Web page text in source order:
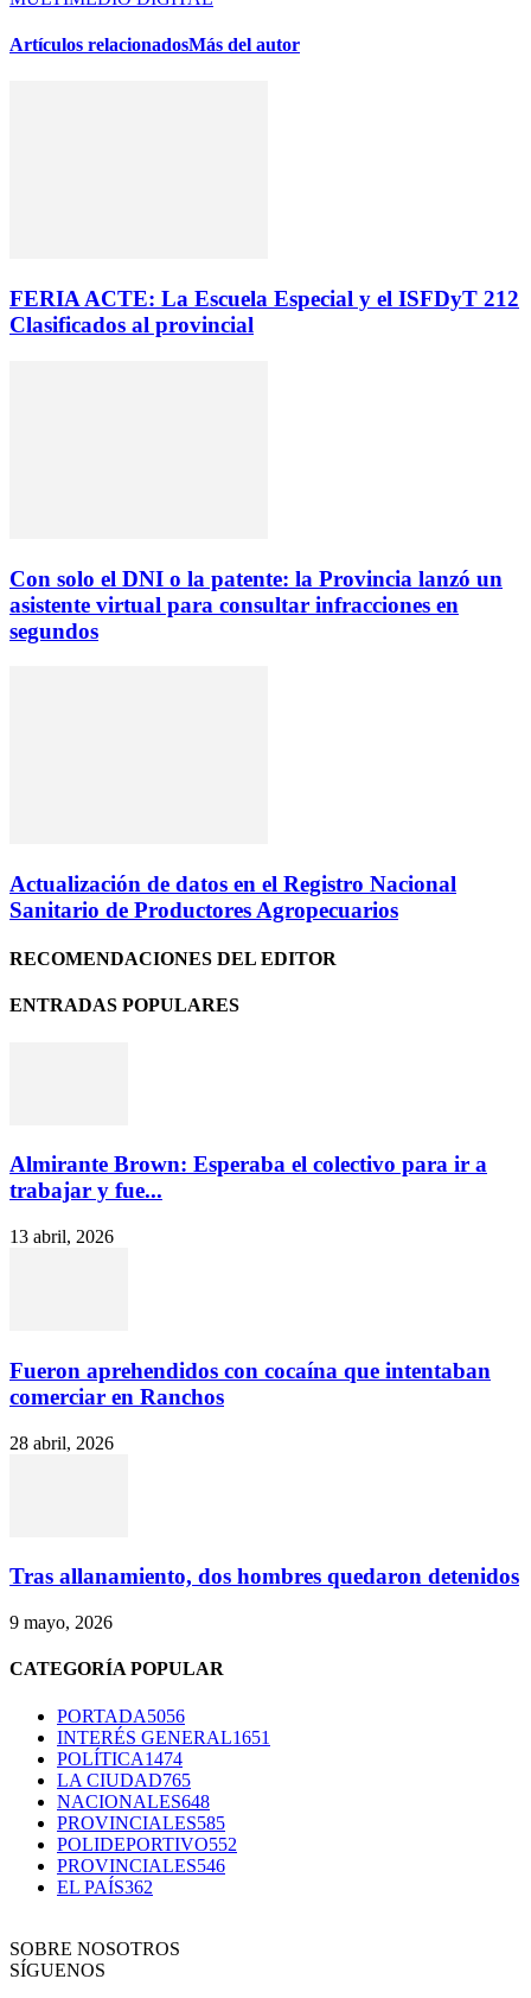
Artículos relacionadosMás del autor
FERIA ACTE: La Escuela Especial y el ISFDyT 212
Clasificados al provincial
Con solo el DNI o la patente: la Provincia lanzó un
asistente virtual para consultar infracciones en
segundos
Actualización de datos en el Registro Nacional
Sanitario de Productores Agropecuarios
RECOMENDACIONES DEL EDITOR
ENTRADAS POPULARES
Almirante Brown: Esperaba el colectivo para ir a
trabajar y fue...
13 abril, 2026
Fueron aprehendidos con cocaína que intentaban
comerciar en Ranchos
28 abril, 2026
Tras allanamiento, dos hombres quedaron detenidos
9 mayo, 2026
CATEGORÍA POPULAR
PORTADA5056
INTERÉS GENERAL1651
POLÍTICA1474
LA CIUDAD765
NACIONALES648
PROVINCIALES585
POLIDEPORTIVO552
PROVINCIALES546
EL PAÍS362
SOBRE NOSOTROS
SÍGUENOS